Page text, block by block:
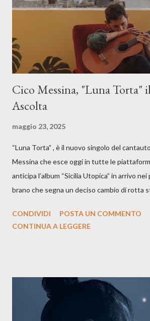
Cico Messina, "Luna Torta"
Ascolta
maggio 23, 2025
“Luna Torta” , è il nuovo singolo del
Messina che esce oggi in tutte le
anticipa l’album “Sicilia Utopica” in arrivo
brano che segna un deciso cambio di rotta
testo ibrido tra italiano e siciliano, e
La canzone racconta la difficoltà di creare, e
sotto il peso della realtà. Ma lo fa cercando
forma di assoluzione, nel vivere e nel
CONDIVIDI
POSTA UN COMMENTO
CONTINUA A LEGGERE